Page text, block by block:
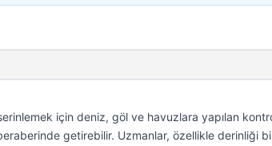
için deniz, göl ve havuzlara yapılan
beraberinde getirebilir. Uzmanlar, özellikle derinliği